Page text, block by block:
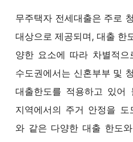
무주택자 전세대출은 주로
대상으로 제공되며, 대출 한
양한 요소에 따라 차별적으
수도권에서는 신혼부부 및
대출한도를 적용하고 있어
지역에서의 주거 안정을 도
와 같은 다양한 대출 한도